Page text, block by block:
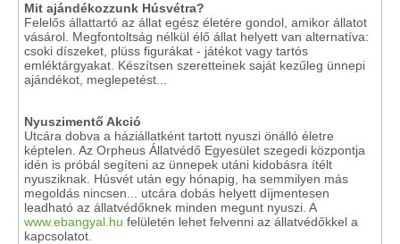
Mit ajándékozzunk Húsvétra?
Felelős állattartó az állat egész életére gondol, amikor állatot
vásárol. Megfontoltság nélkül élő állat helyett van alternatíva:
csoki díszeket, plüss figurákat - játékot vagy tartós
emléktárgyakat. Készítsen szeretteinek saját kezűleg ünnepi
ajándékot, meglepetést...
Nyuszimentő Akció
Utcára dobva a háziállatként tartott nyuszi önálló életre
képtelen. Az Orpheus Állatvédő Egyesület szegedi központja
idén is próbál segíteni az ünnepek utáni kidobásra ítélt
nyusziknak. Húsvét után egy hónapig, ha semmilyen más
megoldás nincsen... utcára dobás helyett díjmentesen
leadható az állatvédőknek minden megunt nyuszi. A
www.ebangyal.hu felületén lehet felvenni az állatvédőkkel a
kapcsolatot.